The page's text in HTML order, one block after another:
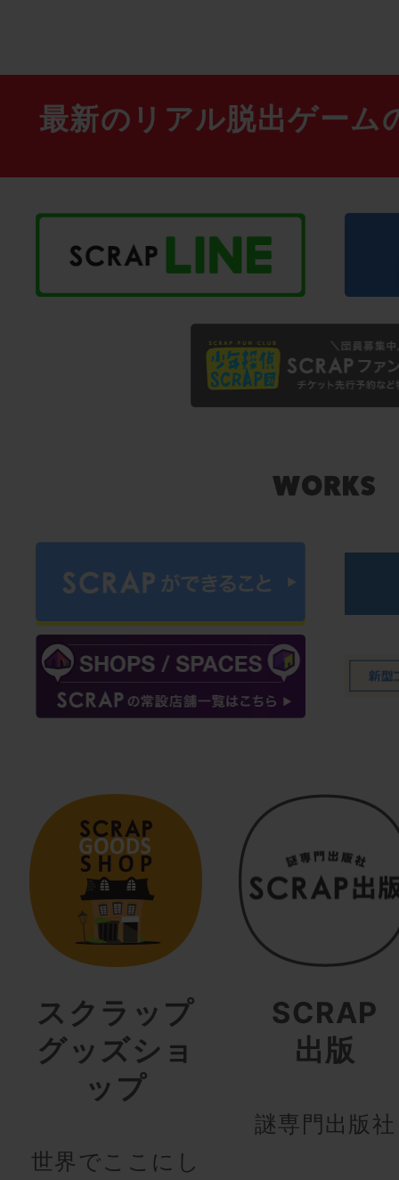
最新のリアル脱出ゲーム
スクラップ
グッズショ
ップ
世界でここにし
SCRAP
出版
謎専門出版社